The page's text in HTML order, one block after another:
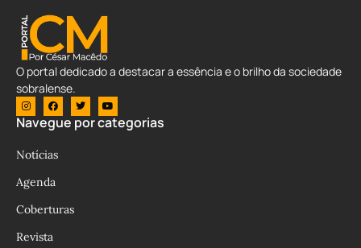
O portal dedicado a destacar a essência e o brilho da sociedade
sobralense.
Navegue por categorias
Notícias
Agenda
Coberturas
Revista